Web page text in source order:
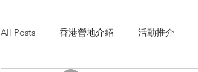
All Posts 香港營地介紹 活動推介